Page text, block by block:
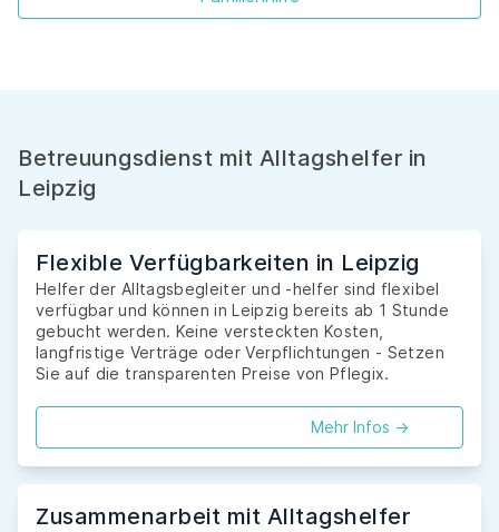
Betreuungsdienst mit Alltagshelfer in
Leipzig
Flexible Verfügbarkeiten in Leipzig
Helfer der Alltagsbegleiter und -helfer sind flexibel
verfügbar und können in Leipzig bereits ab 1 Stunde
gebucht werden. Keine versteckten Kosten,
langfristige Verträge oder Verpflichtungen - Setzen
Sie auf die transparenten Preise von Pflegix.
Mehr Infos ->
Zusammenarbeit mit Alltagshelfer